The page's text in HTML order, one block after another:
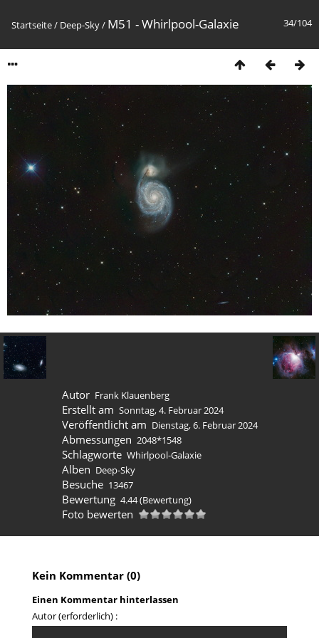
34/104
Startseite/ Deep-Sky/ M51 - Whirlpool-Galaxie
Autor Frank Klauenberg
Erstellt am Sonntag, 4. Februar 2024
Veröffentlicht am Dienstag, 6. Februar 2024
Abmessungen 2048*1548
Schlagworte Whirlpool-Galaxie
Alben Deep-Sky
Besuche 13467
Bewertung 4.44(Bewertung)
Foto bewerten
Kein Kommentar (0)
Einen Kommentar hinterlassen
Autor (erforderlich) :